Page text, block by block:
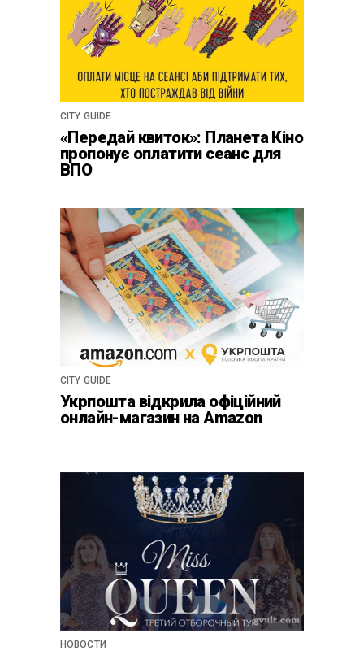
CITY GUIDE
«Передай квиток»: Планета Кіно
пропонує оплатити сеанс для
ВПО
CITY GUIDE
Укрпошта відкрила офіційний
онлайн-магазин на Amazon
НОВОСТИ